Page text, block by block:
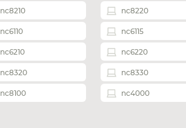
nc8210 nc8220
nc6110 nc6115
nc6210 nc6220
nc8320 nc8330
nc8100 nc4000